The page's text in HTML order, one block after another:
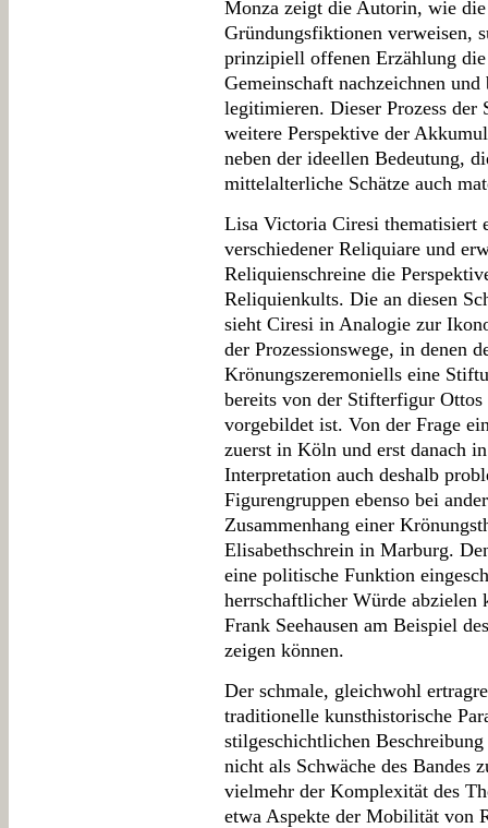
Monza zeigt die Autorin, wie die
Gründungsfiktionen verweisen,
prinzipiell offenen Erzählung
Gemeinschaft nachzeichnen
legitimieren. Dieser Prozess der
weitere Perspektive der
neben der ideellen Bedeutung,
mittelalterliche Schätze auch
Lisa Victoria Ciresi thematisiert
verschiedener Reliquiare und
Reliquienschreine die
Reliquienkults. Die an diesen
sieht Ciresi in Analogie zur
der Prozessionswege, in denen
Krönungszeremoniells eine
bereits von der Stifterfigur
vorgebildet ist. Von der Frage
zuerst in Köln und erst danach
Interpretation auch deshalb
Figurengruppen ebenso bei
Zusammenhang einer
Elisabethschrein in Marburg.
eine politische Funktion
herrschaftlicher Würde abzielen
Frank Seehausen am Beispiel
zeigen können.
Der schmale, gleichwohl
traditionelle kunsthistorische
stilgeschichtlichen
nicht als Schwäche des Bandes
vielmehr der Komplexität des
etwa Aspekte der Mobilität von